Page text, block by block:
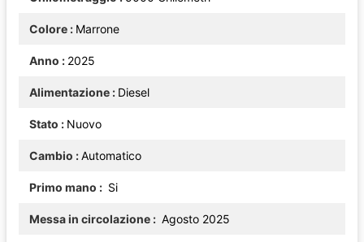
Colore Marrone
Anno 2025
Alimentazione Diesel
Stato Nuovo
Cambio Automatico
Primo mano Si
Messa in circolazione Agosto 2025